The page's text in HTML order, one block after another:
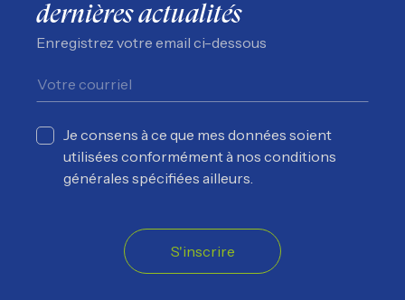
dernières actualités
Enregistrez votre email ci-dessous
Je consens à ce que mes données soient
utilisées conformément à nos conditions
générales spécifiées ailleurs.
S'inscrire